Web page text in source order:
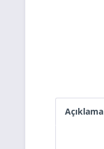
Açıklama